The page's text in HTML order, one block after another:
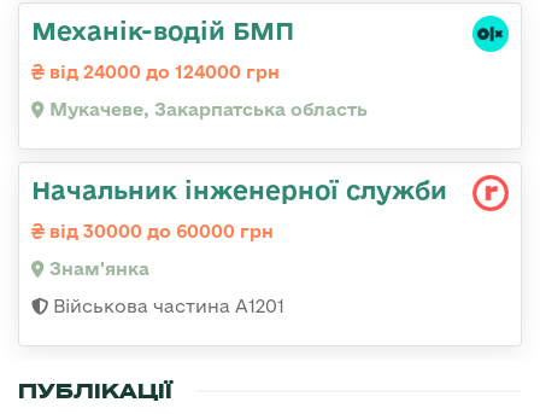
Механік-водій БМП
від 24000 до 124000 грн
Мукачеве, Закарпатська область
Начальник інженерної служби
від 30000 до 60000 грн
Знам'янка
Військова частина А1201
ПУБЛІКАЦІЇ